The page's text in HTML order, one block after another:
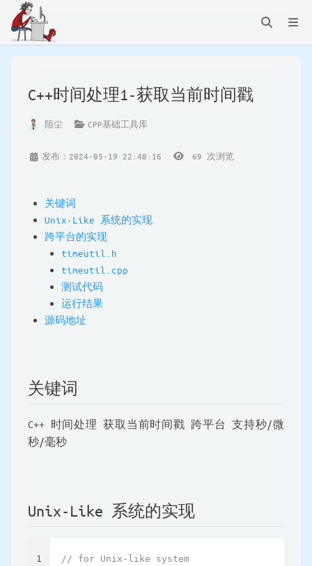
C++时间处理1-获取当前时间戳
陌尘 CPP基础工具库
发布：2024-05-19 22:48:16 69 次浏览
关键词
Unix-Like 系统的实现
跨平台的实现
timeutil.h
timeutil.cpp
测试代码
运行结果
源码地址
关键词
C++ 时间处理 获取当前时间戳 跨平台 支持秒/微
秒/毫秒
Unix-Like 系统的实现
1
// for Unix-like system